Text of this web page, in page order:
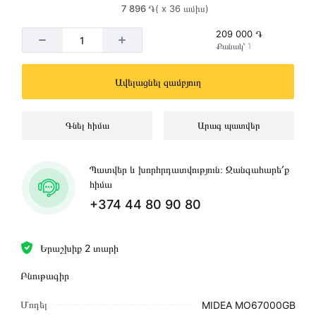
Երաշխիք 2 տարի
Բնութագիր
Մոդել
MIDEA MO67000GB
7 896 ֏( x 36 ամիս)
209 000 ֏
Քանակ՝ 1
Ավելացնել զամբյուղ
Գնել հիմա Արագ պատվեր
Պատվեր և խորհրդատվություն։ Զանգահարե՛ք
հիմա
+374 44 80 90 80